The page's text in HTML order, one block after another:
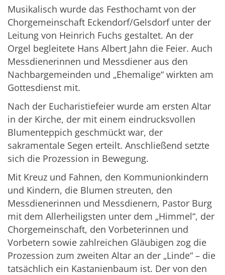
Musikalisch wurde das Festhochamt von der
Chorgemeinschaft Eckendorf/Gelsdorf unter der
Leitung von Heinrich Fuchs gestaltet. An der
Orgel begleitete Hans Albert Jahn die Feier. Auch
Messdienerinnen und Messdiener aus den
Nachbargemeinden und „Ehemalige“ wirkten am
Gottesdienst mit.
Nach der Eucharistiefeier wurde am ersten Altar
in der Kirche, der mit einem eindrucksvollen
Blumenteppich geschmückt war, der
sakramentale Segen erteilt. Anschließend setzte
sich die Prozession in Bewegung.
Mit Kreuz und Fahnen, den Kommunionkindern
und Kindern, die Blumen streuten, den
Messdienerinnen und Messdienern, Pastor Burg
mit dem Allerheiligsten unter dem „Himmel“, der
Chorgemeinschaft, den Vorbeterinnen und
Vorbetern sowie zahlreichen Gläubigen zog die
Prozession zum zweiten Altar an der „Linde“ – die
tatsächlich ein Kastanienbaum ist. Der von den